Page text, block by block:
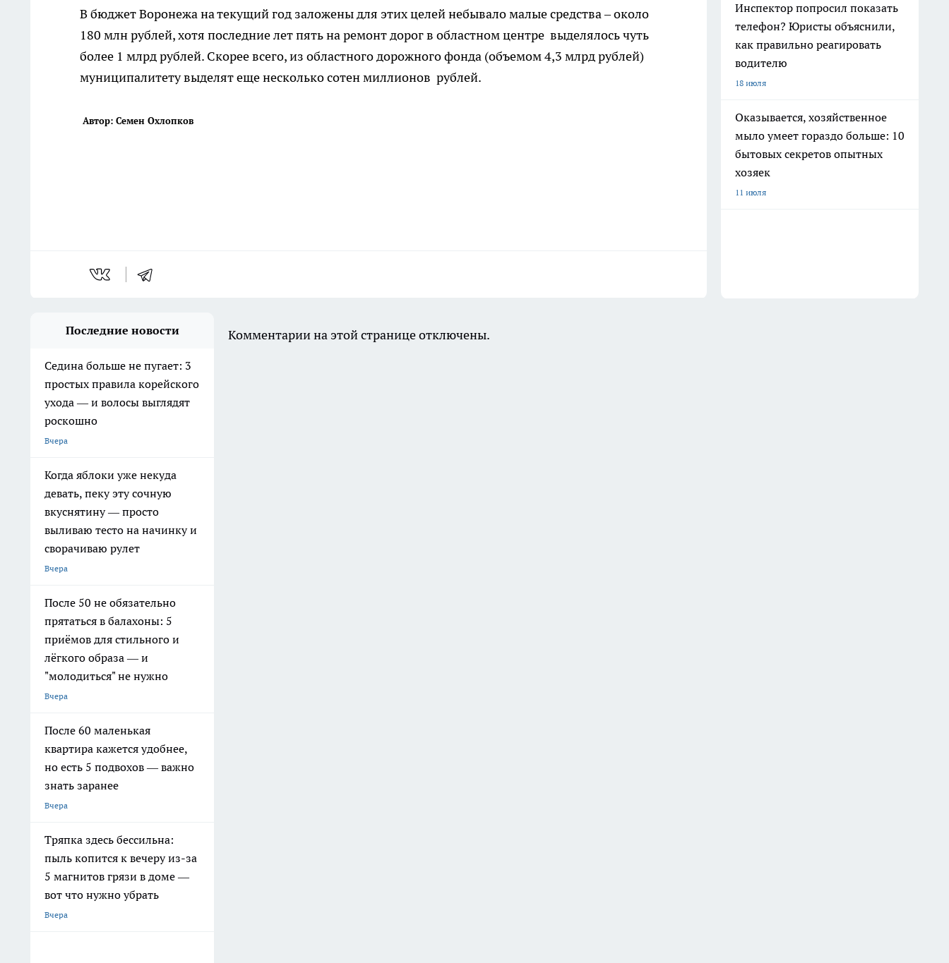
В бюджет Воронежа на текущий год заложены для этих целей небывало малые средства – около
180 млн рублей, хотя последние лет пять на ремонт дорог в областном центре выделялось чуть
более 1 млрд рублей. Скорее всего, из областного дорожного фонда (объемом 4,3 млрд рублей)
муниципалитету выделят еще несколько сотен миллионов рублей.
Автор: Семен Охлопков
Инспектор попросил показать
телефон? Юристы объяснили,
как правильно реагировать
водителю
18 июля
Оказывается, хозяйственное
мыло умеет гораздо больше: 10
бытовых секретов опытных
хозяек
11 июля
Последние новости
Седина больше не пугает: 3
простых правила корейского
ухода — и волосы выглядят
роскошно
Вчера
Когда яблоки уже некуда
девать, пеку эту сочную
вкуснятину — просто
выливаю тесто на начинку и
сворачиваю рулет
Вчера
После 50 не обязательно
прятаться в балахоны: 5
приёмов для стильного и
лёгкого образа — и
"молодиться" не нужно
Вчера
После 60 маленькая
квартира кажется удобнее,
но есть 5 подвохов — важно
знать заранее
Вчера
Тряпка здесь бессильна:
пыль копится к вечеру из-за
5 магнитов грязи в доме —
вот что нужно убрать
Вчера
Комментарии на этой странице отключены.